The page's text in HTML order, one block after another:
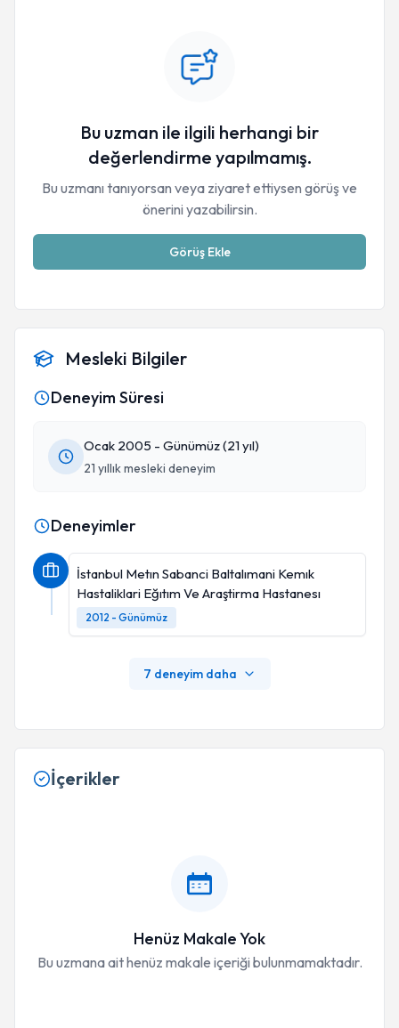
Bu uzman ile ilgili herhangi bir
değerlendirme yapılmamış.
Bu uzmanı tanıyorsan veya ziyaret ettiysen görüş ve
önerini yazabilirsin.
Görüş Ekle
Mesleki Bilgiler
Deneyim Süresi
Ocak 2005 - Günümüz (21 yıl)
21 yıllık mesleki deneyim
Deneyimler
İstanbul Metın Sabanci Baltalımani Kemık
Hastaliklari Eğıtım Ve Araştirma Hastanesı
2012 - Günümüz
7 deneyim daha
İçerikler
Henüz Makale Yok
Bu uzmana ait henüz makale içeriği bulunmamaktadır.